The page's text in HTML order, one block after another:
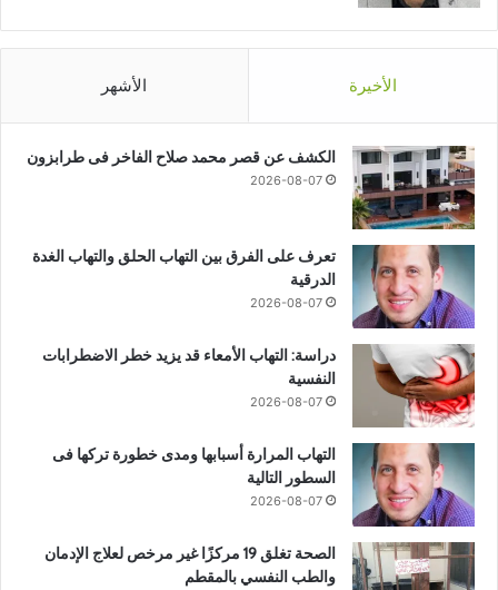
الأخيرة الأشهر
الكشف عن قصر محمد صلاح الفاخر فى طرابزون
2026-08-07
تعرف على الفرق بين التهاب الحلق والتهاب الغدة
الدرقية
2026-08-07
دراسة: التهاب الأمعاء قد يزيد خطر الاضطرابات
النفسية
2026-08-07
التهاب المرارة أسبابها ومدى خطورة تركها فى
السطور التالية
2026-08-07
الصحة تغلق 19 مركزًا غير مرخص لعلاج الإدمان
والطب النفسي بالمقطم